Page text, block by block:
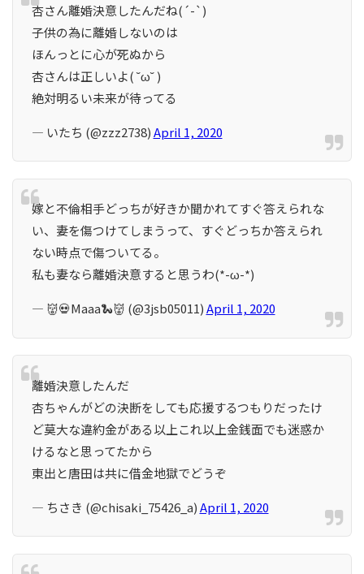
杏さん離婚決意したんだね(´-`)
子供の為に離婚しないのは
ほんっとに心が死ぬから
杏さんは正しいよ( ˘ω˘ )
絶対明るい未来が待ってる
— いたち (@zzz2738)April 1, 2020
嫁と不倫相手どっちが好きか聞かれてすぐ答えられな
い、妻を傷つけてしまうって、すぐどっちか答えられ
ない時点で傷ついてる。
私も妻なら離婚決意すると思うわ(*-ω-*)
— 👹💀Maaa🐍👹 (@3jsb05011)April 1, 2020
離婚決意したんだ
杏ちゃんがどの決断をしても応援するつもりだったけ
ど莫大な違約金がある以上これ以上金銭面でも迷惑か
けるなと思ってたから
東出と唐田は共に借金地獄でどうぞ
— ちさき (@chisaki_75426_a)April 1, 2020